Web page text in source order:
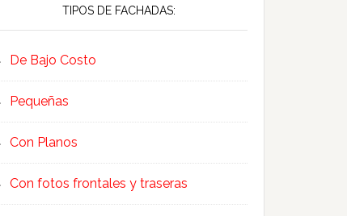
TIPOS DE FACHADAS:
De Bajo Costo
Pequeñas
Con Planos
Con fotos frontales y traseras